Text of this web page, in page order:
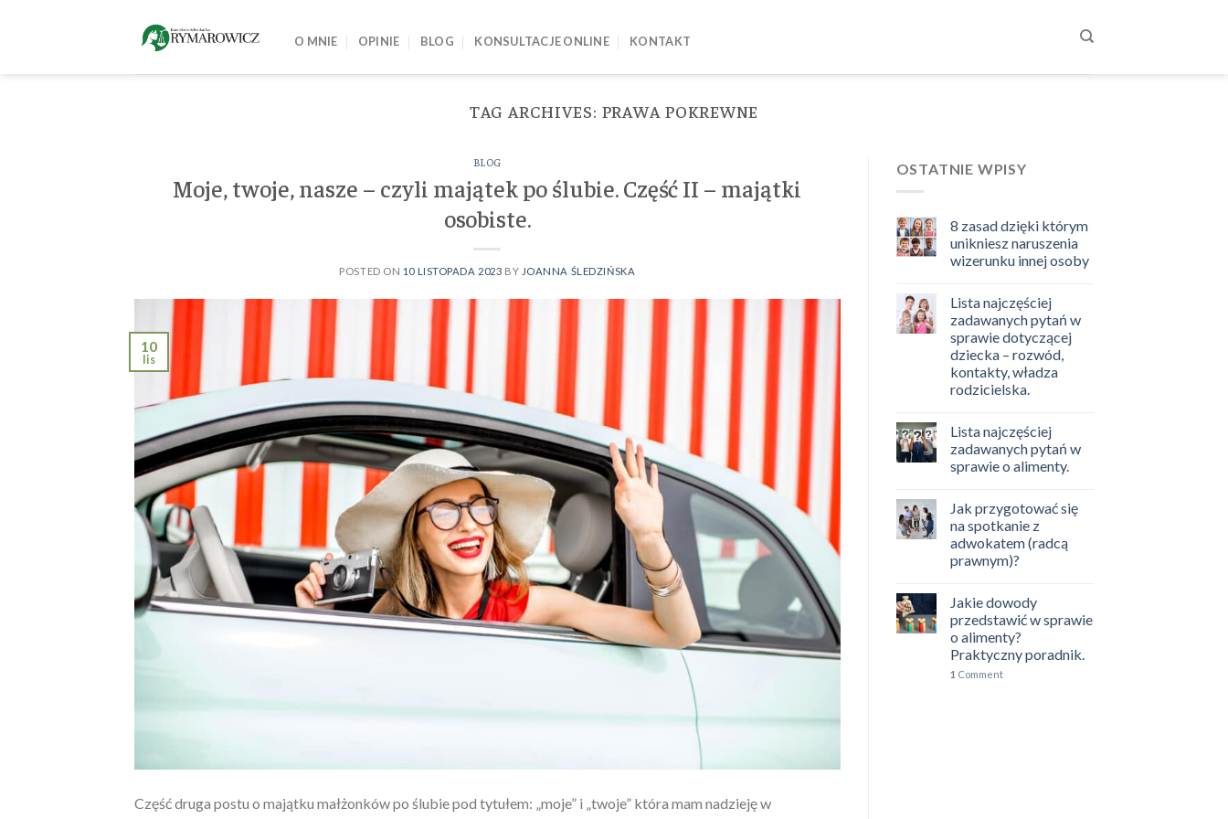
O MNIE OPINIE BLOG KONSULTACJE ONLINE KONTAKT
TAG ARCHIVES: PRAWA POKREWNE
BLOG
Moje, twoje, nasze – czyli majątek po ślubie. Część II – majątki
osobiste.
POSTED ON 10 LISTOPADA 2023 BY JOANNA ŚLEDZIŃSKA
10
lis
Część druga postu o majątku małżonków po ślubie pod tytułem: „moje” i „twoje” która mam nadzieję w
OSTATNIE WPISY
8 zasad dzięki którym
unikniesz naruszenia
wizerunku innej osoby
Lista najczęściej
zadawanych pytań w
sprawie dotyczącej
dziecka – rozwód,
kontakty, władza
rodzicielska.
Lista najczęściej
zadawanych pytań w
sprawie o alimenty.
Jak przygotować się
na spotkanie z
adwokatem (radcą
prawnym)?
Jakie dowody
przedstawić w sprawie
o alimenty?
Praktyczny poradnik.
1 Comment